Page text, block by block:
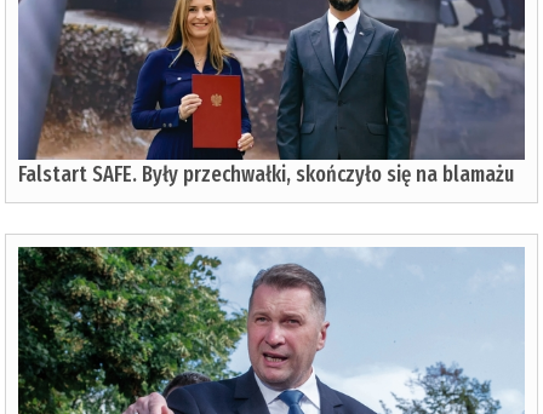
Falstart SAFE. Były przechwałki, skończyło się na blamażu